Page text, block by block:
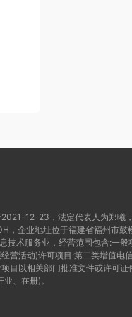
12-23，法定代表人为郑曦
，企业地址位于福建省福州市鼓
术服务业，经营范围包含:一般
营活动)许可项目:第二类增值电
目以相关部门批准文件或许可
、在册)。